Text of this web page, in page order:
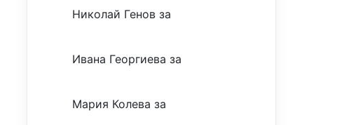
Николай Генов за
Ивана Георгиева за
Мария Колева за